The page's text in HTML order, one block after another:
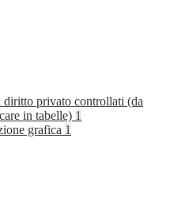
diritto privato controllati (da
in tabelle) 1
grafica 1